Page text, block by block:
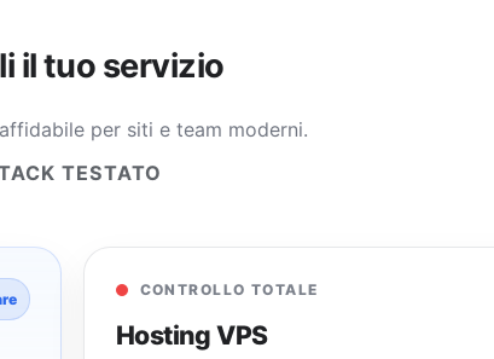
il tuo servizio
per siti e team moderni.
TESTATO
CONTROLLO TOTALE
Hosting VPS